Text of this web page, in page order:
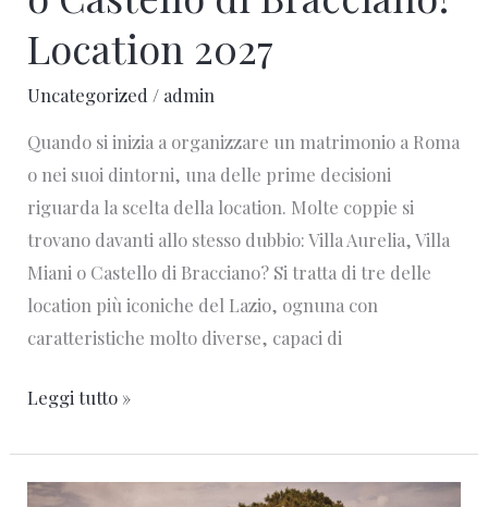
Location 2027
Uncategorized / admin
Quando si inizia a organizzare un matrimonio a Roma
o nei suoi dintorni, una delle prime decisioni
riguarda la scelta della location. Molte coppie si
trovano davanti allo stesso dubbio: Villa Aurelia, Villa
Miani o Castello di Bracciano? Si tratta di tre delle
location più iconiche del Lazio, ognuna con
caratteristiche molto diverse, capaci di
Leggi tutto »
Abbazia